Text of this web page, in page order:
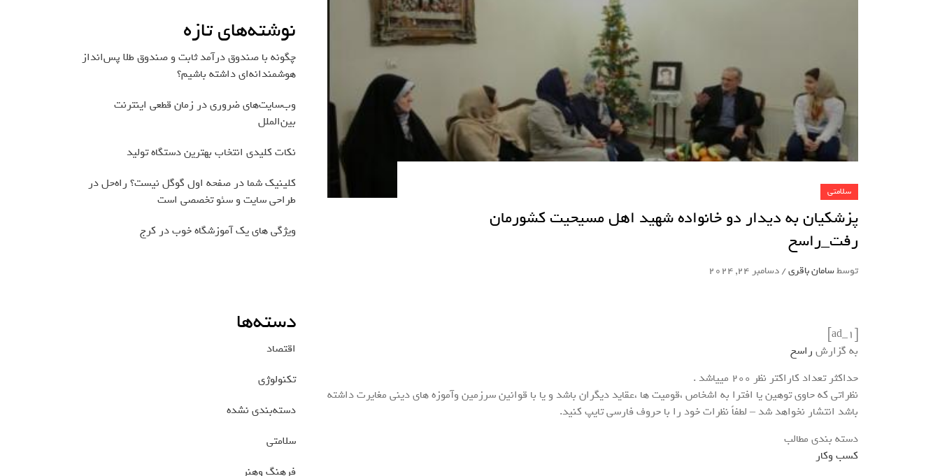
سلامتی
پزشکیان به دیدار دو خانواده شهید اهل مسیحیت کشورمان
رفت_راسخ
توسطسامان باقری/دسامبر 24, 2024
به گزارش راسخ
حداکثر تعداد کاراکتر نظر 200 ميياشد .
نظراتی که حاوی توهین یا افترا به اشخاص ،قومیت ها ،عقاید دیگران باشد و یا با قوانین سرزمین وآموزه های دینی مغایرت داشته
باشد انتشار نخواهد شد – لطفاً نظرات خود را با حروف فارسی تایپ کنید.
دسته بندی مطالب
کسب وکار
نوشته‌های تازه
چگونه با صندوق درآمد ثابت و صندوق طلا پس‌انداز
هوشمندانه‌ای داشته باشیم؟
وب‌سایت‌های ضروری در زمان قطعی اینترنت
بین‌الملل
نکات کلیدی انتخاب بهترین دستگاه تولید
کلینیک شما در صفحه اول گوگل نیست؟ راه‌حل در
طراحی سایت و سئو تخصصی است
ویژگی های یک آموزشگاه خوب در کرج
دسته‌ها
اقتصاد
تکنولوژی
دسته‌بندی نشده
سلامتی
فرهنگ وهنر